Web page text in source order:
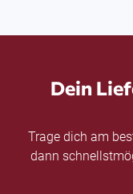
Dein
Trage dich am
dann